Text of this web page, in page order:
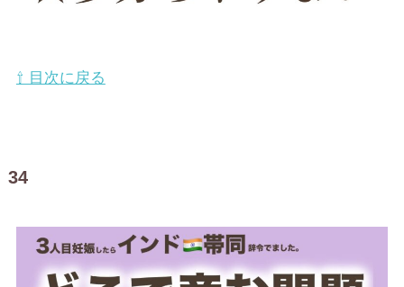
⇧ 目次に戻る
34